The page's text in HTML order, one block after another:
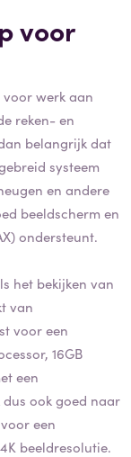
voor
werk aan
reken- en
belangrijk dat
systeem
en andere
beeldscherm en
ondersteunt.
het bekijken van
van
voor een
16GB
een
dus ook goed naar
een
beeldresolutie.